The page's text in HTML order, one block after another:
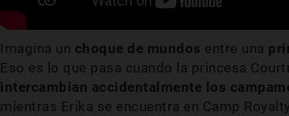
Imagina un choque de mundos entre una
Eso es lo que pasa cuando la princesa
intercambian accidentalmente los
mientras Erika se encuentra en Camp